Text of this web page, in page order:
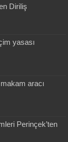
Diriliş
yasası
aracı
Perinçek’ten